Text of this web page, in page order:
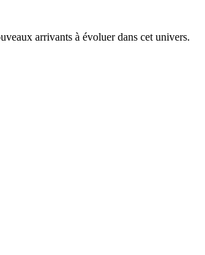
arrivants à évoluer dans cet univers.